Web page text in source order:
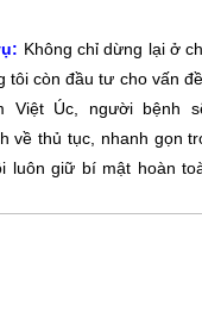
Không chỉ dừng lại ở
tôi còn đầu tư cho vấn
Việt Úc, người bệnh
về thủ tục, nhanh gọn
luôn giữ bí mật hoàn